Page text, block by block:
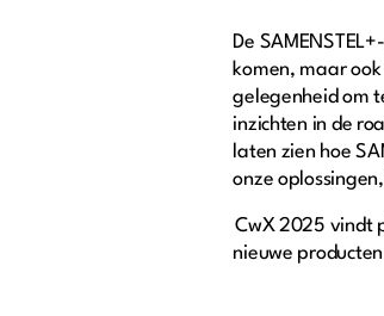
De
komen, maar
gelegenheid om
inzichten in de
laten zien hoe
onze
CwX 2025 vindt
nieuwe